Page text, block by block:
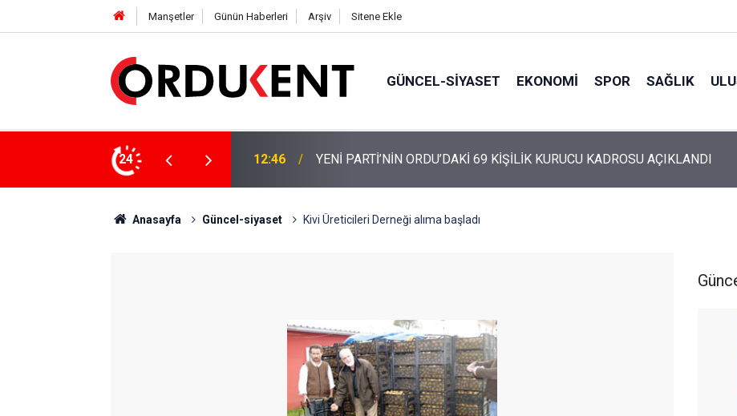
Manşetler Günün Haberleri Arşiv Sitene Ekle
GÜNCEL-SIYASET EKONOMI SPOR SAĞLIK
24
KURUCU KADROSU AÇIKLANDI 12:22 YENİ PARTİ ALTINORDU’DA KURUCU YÖNETİMİNİ AÇIKLADI
Anasayfa Güncel-siyaset Kivi Üreticileri Derneği alıma başladı